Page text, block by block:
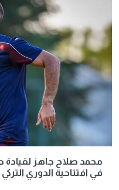
محمد صلاح جاهز لقيادة
في افتتاحية الدوري التركي